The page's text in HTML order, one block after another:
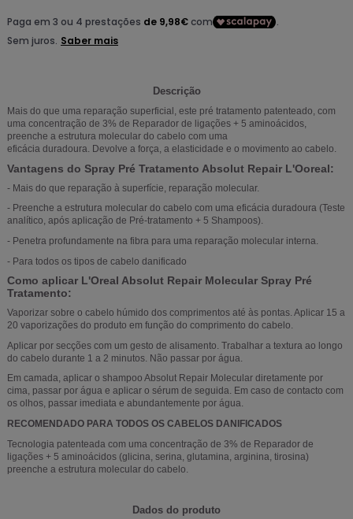
Descrição
Mais do que uma reparação superficial, este pré tratamento patenteado, com
uma concentração de 3% de Reparador de ligações + 5 aminoácidos,
preenche a estrutura molecular do cabelo com uma
eficácia duradoura. Devolve a força, a elasticidade e o movimento ao cabelo.
Vantagens do Spray Pré Tratamento Absolut Repair L'Ooreal:
- Mais do que reparação à superfície, reparação molecular.
- Preenche a estrutura molecular do cabelo com uma eficácia duradoura (Teste
analítico, após aplicação de Pré-tratamento + 5 Shampoos).
- Penetra profundamente na fibra para uma reparação molecular interna.
- Para todos os tipos de cabelo danificado
Como aplicar L'Oreal Absolut Repair Molecular Spray Pré
Tratamento:
Vaporizar sobre o cabelo húmido dos comprimentos até às pontas. Aplicar 15 a
20 vaporizações do produto em função do comprimento do cabelo.
Aplicar por secções com um gesto de alisamento. Trabalhar a textura ao longo
do cabelo durante 1 a 2 minutos. Não passar por água.
Em camada, aplicar o shampoo Absolut Repair Molecular diretamente por
cima, passar por água e aplicar o sérum de seguida. Em caso de contacto com
os olhos, passar imediata e abundantemente por água.
RECOMENDADO PARA TODOS OS CABELOS DANIFICADOS
Tecnologia patenteada com uma concentração de 3% de Reparador de
ligações + 5 aminoácidos (glicina, serina, glutamina, arginina, tirosina)
preenche a estrutura molecular do cabelo.
Dados do produto